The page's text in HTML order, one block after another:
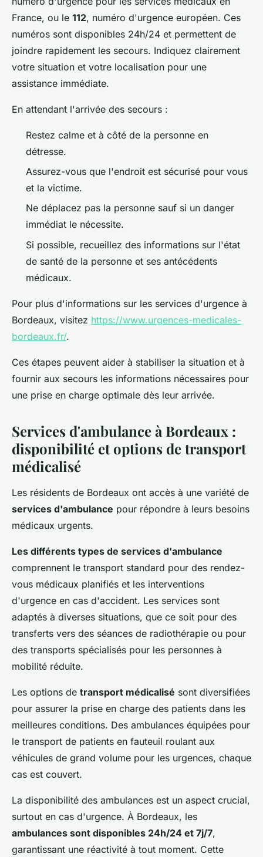
France, ou le 112, numéro d'urgence européen. Ces
numéros sont disponibles 24h/24 et permettent de
joindre rapidement les secours. Indiquez clairement
votre situation et votre localisation pour une
assistance immédiate.
En attendant l'arrivée des secours :
Restez calme et à côté de la personne en
détresse.
Assurez-vous que l'endroit est sécurisé pour vous
et la victime.
Ne déplacez pas la personne sauf si un danger
immédiat le nécessite.
Si possible, recueillez des informations sur l'état
de santé de la personne et ses antécédents
médicaux.
Pour plus d'informations sur les services d'urgence à
Bordeaux, visitez https://www.urgences-medicales-
bordeaux.fr/.
Ces étapes peuvent aider à stabiliser la situation et à
fournir aux secours les informations nécessaires pour
une prise en charge optimale dès leur arrivée.
Services d'ambulance à Bordeaux :
disponibilité et options de transport
médicalisé
Les résidents de Bordeaux ont accès à une variété de
services d'ambulance pour répondre à leurs besoins
médicaux urgents.
Les différents types de services d'ambulance
comprennent le transport standard pour des rendez-
vous médicaux planifiés et les interventions
d'urgence en cas d'accident. Les services sont
adaptés à diverses situations, que ce soit pour des
transferts vers des séances de radiothérapie ou pour
des transports spécialisés pour les personnes à
mobilité réduite.
Les options de transport médicalisé sont diversifiées
pour assurer la prise en charge des patients dans les
meilleures conditions. Des ambulances équipées pour
le transport de patients en fauteuil roulant aux
véhicules de grand volume pour les urgences, chaque
cas est couvert.
La disponibilité des ambulances est un aspect crucial,
surtout en cas d'urgence. À Bordeaux, les
ambulances sont disponibles 24h/24 et 7j/7,
garantissant une réactivité à tout moment. Cette